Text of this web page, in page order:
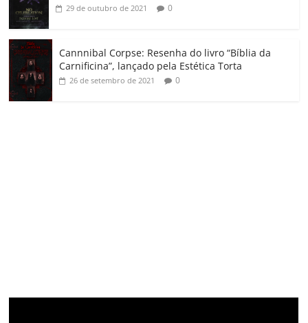
29 de outubro de 2021 0
Cannnibal Corpse: Resenha do livro “Bíblia da
Carnificina”, lançado pela Estética Torta
26 de setembro de 2021 0